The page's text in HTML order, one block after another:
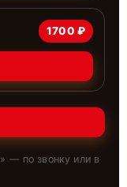
1700 ₽
» — по звонку или в